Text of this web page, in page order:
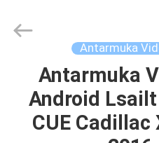
RUMAH
PRODUK
Electron
Co.,Ltd.
Antarmuka
Antarmuka
Android
CUE